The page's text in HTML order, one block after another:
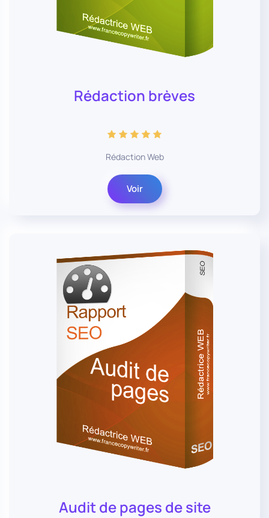
Rédaction brèves
Rédaction Web
Voir
Audit de pages de site